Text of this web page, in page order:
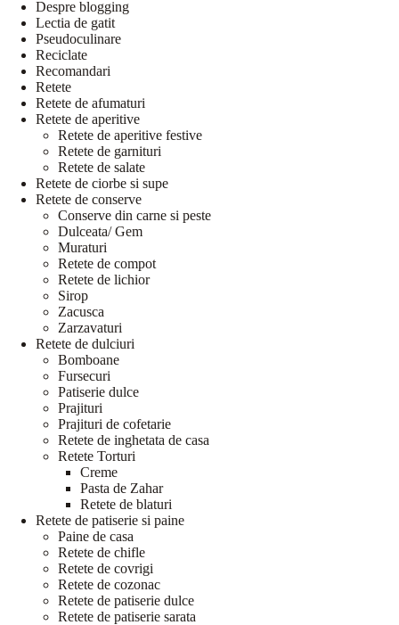
Despre blogging
Lectia de gatit
Pseudoculinare
Reciclate
Recomandari
Retete
Retete de afumaturi
Retete de aperitive
Retete de aperitive festive
Retete de garnituri
Retete de salate
Retete de ciorbe si supe
Retete de conserve
Conserve din carne si peste
Dulceata/ Gem
Muraturi
Retete de compot
Retete de lichior
Sirop
Zacusca
Zarzavaturi
Retete de dulciuri
Bomboane
Fursecuri
Patiserie dulce
Prajituri
Prajituri de cofetarie
Retete de inghetata de casa
Retete Torturi
Creme
Pasta de Zahar
Retete de blaturi
Retete de patiserie si paine
Paine de casa
Retete de chifle
Retete de covrigi
Retete de cozonac
Retete de patiserie dulce
Retete de patiserie sarata